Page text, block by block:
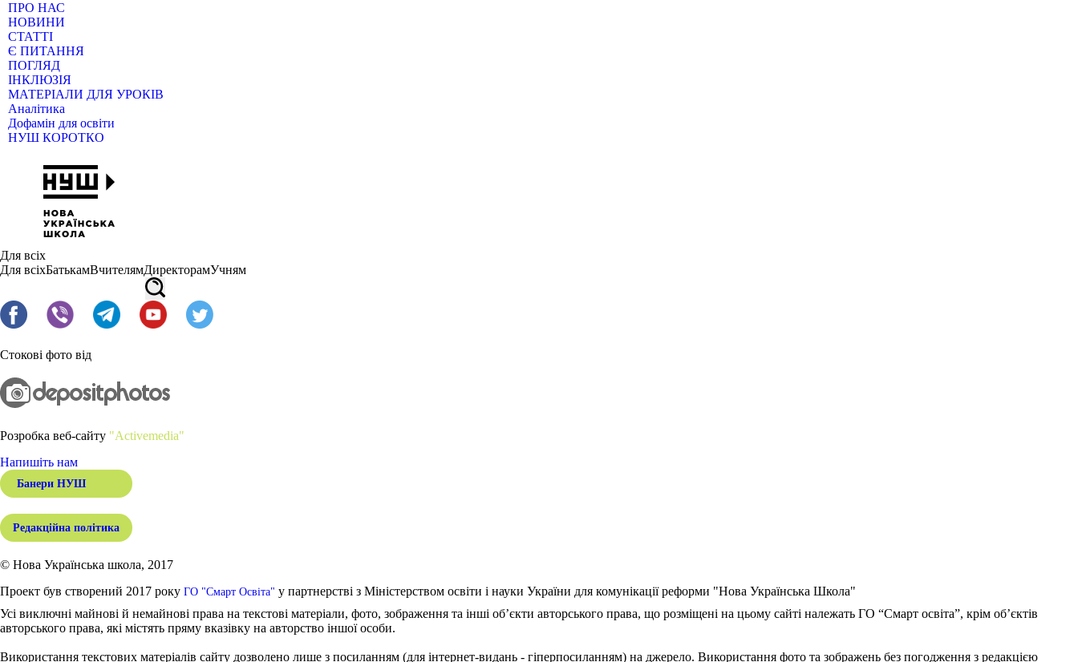
ПРО НАС
НОВИНИ
СТАТТІ
Є ПИТАННЯ
ПОГЛЯД
ІНКЛЮЗІЯ
МАТЕРІАЛИ ДЛЯ УРОКІВ
Аналітика
Дофамін для освіти
НУШ КОРОТКО
Для всіх
Для всіхБатькамВчителямДиректорамУчням
Стокові фото від
Розробка веб-сайту "Activemedia"
Напишіть нам
Банери НУШ
Редакційна політика
© Нова Українська школа, 2017
Проект був створений 2017 року ГО "Смарт Освіта" у партнерстві з Міністерством освіти і науки України для комунікації реформи "Нова Українська Школа"
Усі виключні майнові й немайнові права на текстові матеріали, фото, зображення та інші об’єкти авторського права, що розміщені на цьому сайті належать ГО “Смарт освіта”, крім об’єктів
авторського права, які містять пряму вказівку на авторство іншої особи.
Використання текстових матеріалів сайту дозволено лише з посиланням (для інтернет-видань - гіперпосиланням) на джерело. Використання фото та зображень без погодження з редакцією